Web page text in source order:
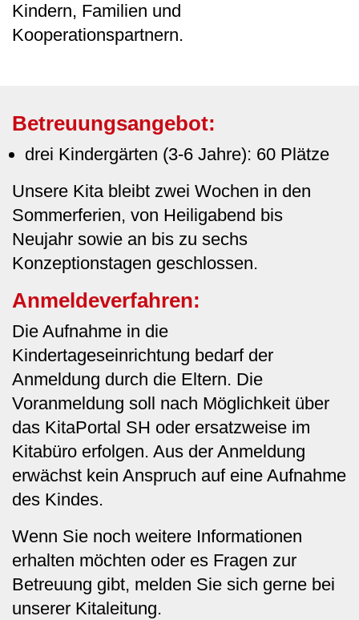
Kindern, Familien und
Kooperationspartnern.
Betreuungsangebot:
drei Kindergärten (3-6 Jahre): 60 Plätze
Unsere Kita bleibt zwei Wochen in den
Sommerferien, von Heiligabend bis
Neujahr sowie an bis zu sechs
Konzeptionstagen geschlossen.
Anmeldeverfahren:
Die Aufnahme in die
Kindertageseinrichtung bedarf der
Anmeldung durch die Eltern. Die
Voranmeldung soll nach Möglichkeit über
das KitaPortal SH oder ersatzweise im
Kitabüro erfolgen. Aus der Anmeldung
erwächst kein Anspruch auf eine Aufnahme
des Kindes.
Wenn Sie noch weitere Informationen
erhalten möchten oder es Fragen zur
Betreuung gibt, melden Sie sich gerne bei
unserer Kitaleitung.